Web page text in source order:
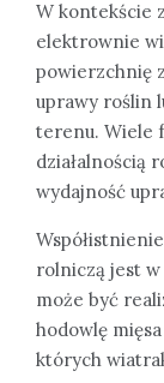
W kontekście
elektrownie
powierzchnię
uprawy roślin
terenu. Wiele
działalnością
wydajność
rolniczą jest
może być
hodowlę
których